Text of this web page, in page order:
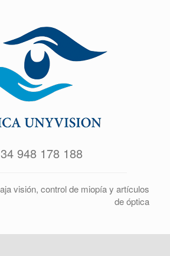
948 178 188
visión, control de miopía y artículos
de óptica